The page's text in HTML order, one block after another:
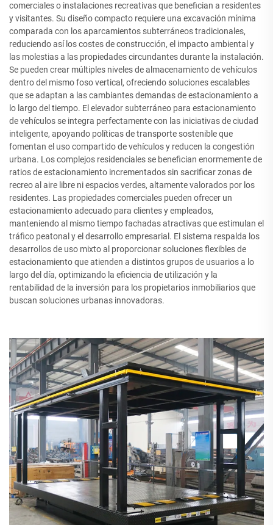
comerciales o instalaciones recreativas que benefician a residentes
y visitantes. Su diseño compacto requiere una excavación mínima
comparada con los aparcamientos subterráneos tradicionales,
reduciendo así los costes de construcción, el impacto ambiental y
las molestias a las propiedades circundantes durante la instalación.
Se pueden crear múltiples niveles de almacenamiento de vehículos
dentro del mismo foso vertical, ofreciendo soluciones escalables
que se adaptan a las cambiantes demandas de estacionamiento a
lo largo del tiempo. El elevador subterráneo para estacionamiento
de vehículos se integra perfectamente con las iniciativas de ciudad
inteligente, apoyando políticas de transporte sostenible que
fomentan el uso compartido de vehículos y reducen la congestión
urbana. Los complejos residenciales se benefician enormemente de
ratios de estacionamiento incrementados sin sacrificar zonas de
recreo al aire libre ni espacios verdes, altamente valorados por los
residentes. Las propiedades comerciales pueden ofrecer un
estacionamiento adecuado para clientes y empleados,
manteniendo al mismo tiempo fachadas atractivas que estimulan el
tráfico peatonal y el desarrollo empresarial. El sistema respalda los
desarrollos de uso mixto al proporcionar soluciones flexibles de
estacionamiento que atienden a distintos grupos de usuarios a lo
largo del día, optimizando la eficiencia de utilización y la
rentabilidad de la inversión para los propietarios inmobiliarios que
buscan soluciones urbanas innovadoras.